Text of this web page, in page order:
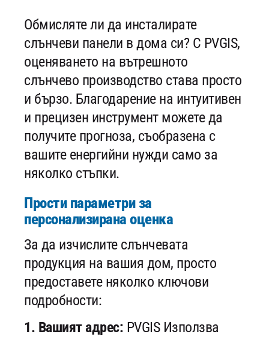
Обмисляте ли да инсталирате
слънчеви панели в дома си? С PVGIS,
оценяването на вътрешното
слънчево производство става просто
и бързо. Благодарение на интуитивен
и прецизен инструмент можете да
получите прогноза, съобразена с
вашите енергийни нужди само за
няколко стъпки.
Прости параметри за
персонализирана оценка
За да изчислите слънчевата
продукция на вашия дом, просто
предоставете няколко ключови
подробности:
1. Вашият адрес: PVGIS Използва